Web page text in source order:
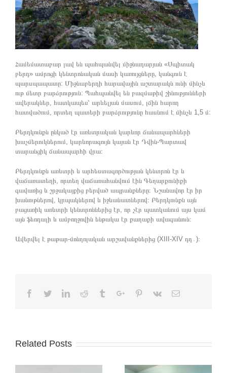
Համեմատաբար լավ են պահպանվել միջնադարյան «Սպիտակ
բերդ» ամրոցի կենտրոնական մասի կառույցները, կանգուն է
պարսպապատը: Միջնաբերդի հարավային աշտարակն ունի մինչև
ութ մետր բարձրություն: Պահպանվել են բազմաթիվ շինությունների
ավերակներ, հատկապես՝ արևելյան մասում, լճին հարող
հատվածում, որտեղ պատերի բարձրությունը հասնում է մինչև 1,5 մ:
Բերդկունքն ընկած էր առևտրական կարևոր ճանապարհների
խաչմերուկներում, կարևորագույն կայան էր Դվին-Պարտավ
տարանցիկ ճանապարհի վրա։
Բերդկունքն առևտրի և արհեստագործության կենտրոն էր և
վաճառատեղի, որտեղ վաճառահանվում էին Գեղարքունիքի
գավառից և շրջակայքից բերված ապրանքները։ Նշանավոր էր իր
խանութներով, կրպակներով և իջևանատներով։ Բերդկունքն այն
բացառիկ առևտրի կենտրոններից էր, որ չէր պատկանում այս կամ
այն ֆեոդալի և ամբողջովին ենթակա էր քաղաքի ավագանուն։
Ավերվել է թաթար-մոնղոլական արշավանքներից (XIII-XIV դդ․)։
Facebook
TwitterLinkedinReddit TumblrGoogle+Pinterest
Vk Email
Related Posts